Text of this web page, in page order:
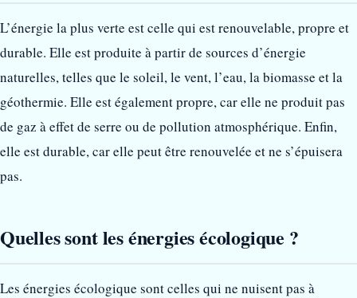
L’énergie la plus verte est celle qui est renouvelable, propre et
durable. Elle est produite à partir de sources d’énergie
naturelles, telles que le soleil, le vent, l’eau, la biomasse et la
géothermie. Elle est également propre, car elle ne produit pas
de gaz à effet de serre ou de pollution atmosphérique. Enfin,
elle est durable, car elle peut être renouvelée et ne s’épuisera
pas.
Quelles sont les énergies écologique ?
Les énergies écologique sont celles qui ne nuisent pas à